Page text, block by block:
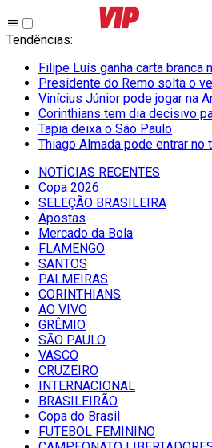
Tendências:
Filipe Luís ganha carta branca
Presidente do Remo solta o
Vinícius Júnior pode jogar na
Corinthians tem dia decisivo
Tapia deixa o São Paulo
Thiago Almada pode entrar no
NOTÍCIAS RECENTES
Copa 2026
SELEÇÃO BRASILEIRA
Apostas
Mercado da Bola
FLAMENGO
SANTOS
PALMEIRAS
CORINTHIANS
AO VIVO
GRÊMIO
SĀO PAULO
VASCO
CRUZEIRO
INTERNACIONAL
BRASILEIRÃO
Copa do Brasil
FUTEBOL FEMININO